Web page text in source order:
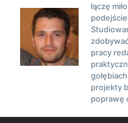
łączę
pracy
projekty
poprawę